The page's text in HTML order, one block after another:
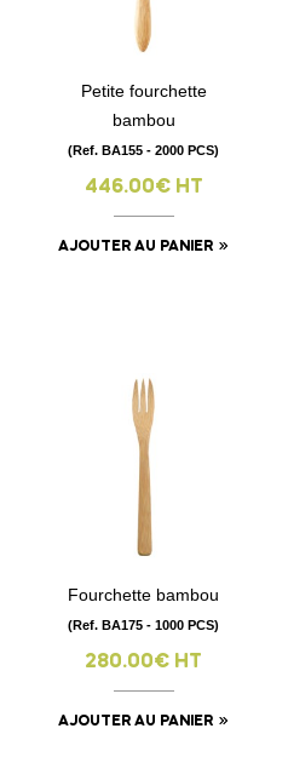
Petite fourchette
bambou
(Ref. BA155 - 2000 PCS)
446.00€ HT
AJOUTER AU PANIER
Fourchette bambou
(Ref. BA175 - 1000 PCS)
280.00€ HT
AJOUTER AU PANIER